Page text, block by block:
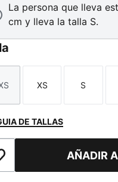
La persona que lleva
cm y lleva la talla S.
Talla Talla
XS
Talla
S
DE TALLAS
a la lista de deseos
AÑADIR